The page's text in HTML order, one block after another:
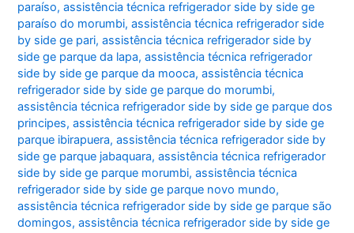
paraíso,assistência técnica refrigerador side by side ge
paraíso do morumbi,assistência técnica refrigerador side
by side ge pari,assistência técnica refrigerador side by
side ge parque da lapa,assistência técnica refrigerador
side by side ge parque da mooca,assistência técnica
refrigerador side by side ge parque do morumbi,
assistência técnica refrigerador side by side ge parque dos
principes,assistência técnica refrigerador side by side ge
parque ibirapuera,assistência técnica refrigerador side by
side ge parque jabaquara,assistência técnica refrigerador
side by side ge parque morumbi,assistência técnica
refrigerador side by side ge parque novo mundo,
assistência técnica refrigerador side by side ge parque são
domingos,assistência técnica refrigerador side by side ge